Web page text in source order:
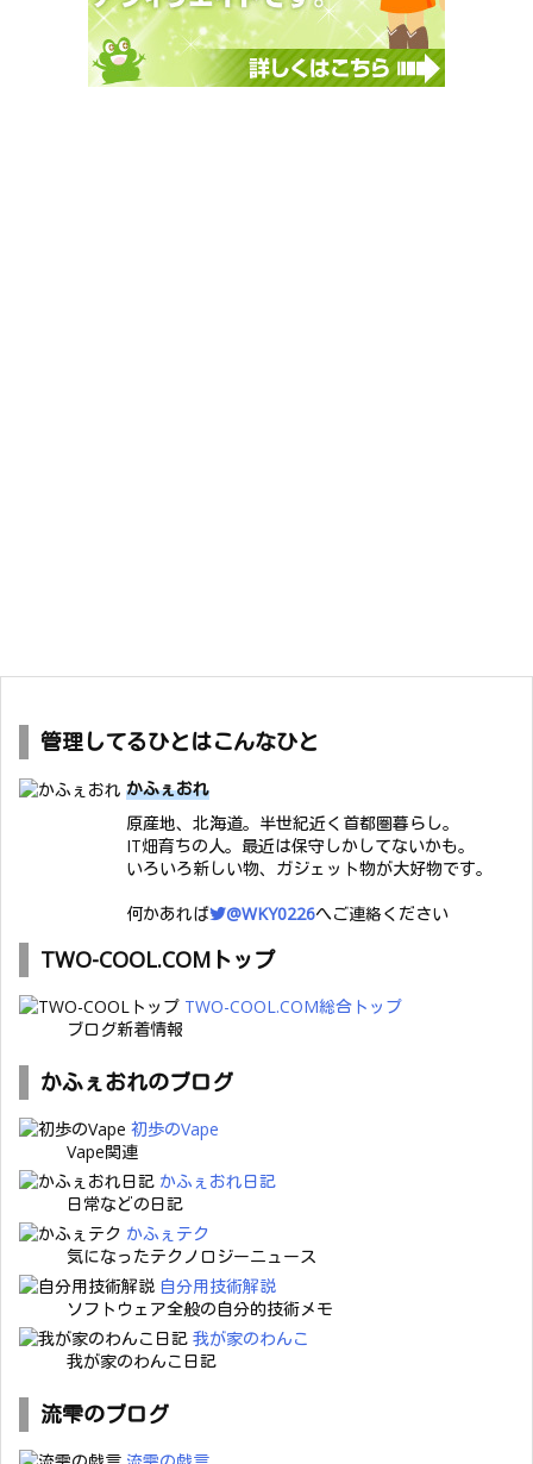
管理してるひとはこんなひと
かふぇおれ
原産地、北海道。半世紀近く首都圏暮らし。
IT畑育ちの人。最近は保守しかしてないかも。
いろいろ新しい物、ガジェット物が大好物です。
何かあれば
@WKY0226へご連絡ください
TWO-COOL.COMトップ
TWO-COOL.COM総合トップ
ブログ新着情報
かふぇおれのブログ
初歩のVape
Vape関連
かふぇおれ日記
日常などの日記
かふぇテク
気になったテクノロジーニュース
自分用技術解説
ソフトウェア全般の自分的技術メモ
我が家のわんこ
我が家のわんこ日記
流雫のブログ